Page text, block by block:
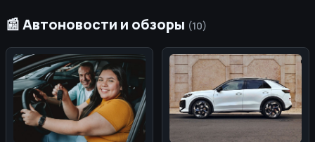
📰 Автоновости и обзоры (10)